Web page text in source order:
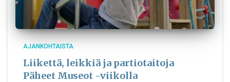
AJANKOHTAISTA
Liikettä, leikkiä ja partiotaitoja
Päheet Museot -viikolla